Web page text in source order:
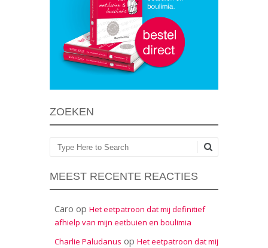
ZOEKEN
Zoeken
MEEST RECENTE REACTIES
Caro op Het eetpatroon dat mij definitief
afhielp van mijn eetbuien en boulimia
Charlie Paludanus op Het eetpatroon dat mij